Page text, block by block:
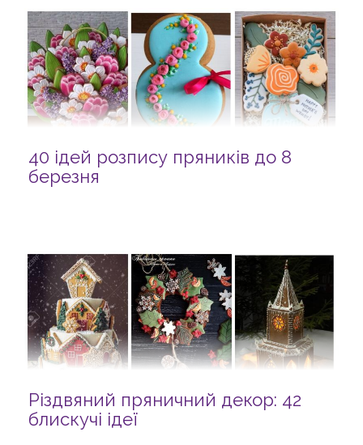
40 ідей розпису пряників до 8
березня
Різдвяний пряничний декор: 42
блискучі ідеї